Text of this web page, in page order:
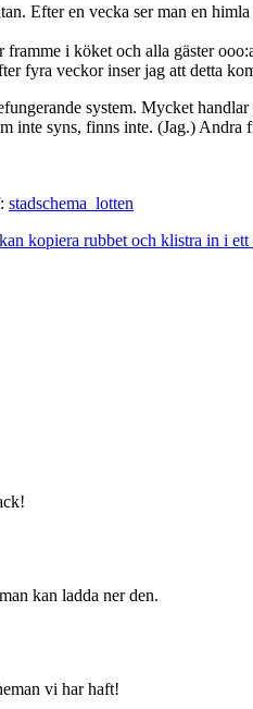
Efter en vecka ser man en himla
i köket och alla gäster
fyra veckor inser jag att detta
system. Mycket
inte syns, finns inte. (Jag.)
stadschema_lotten
kopiera rubbet och klistra in i ett
kan ladda ner den.
vi har haft!